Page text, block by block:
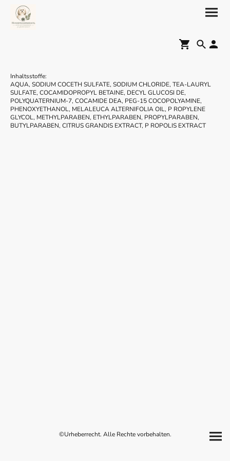
Inhaltsstoffe:
AQUA, SODIUM COCETH SULFATE, SODIUM CHLORIDE, TEA-LAURYL
SULFATE, COCAMIDOPROPYL BETAINE, DECYL GLUCOSI DE,
POLYQUATERNIUM-7, COCAMIDE DEA, PEG-15 COCOPOLYAMINE,
PHENOXYETHANOL, MELALEUCA ALTERNIFOLIA OIL, P ROPYLENE
GLYCOL, METHYLPARABEN, ETHYLPARABEN, PROPYLPARABEN,
BUTYLPARABEN, CITRUS GRANDIS EXTRACT, P ROPOLIS EXTRACT
©Urheberrecht. Alle Rechte vorbehalten.